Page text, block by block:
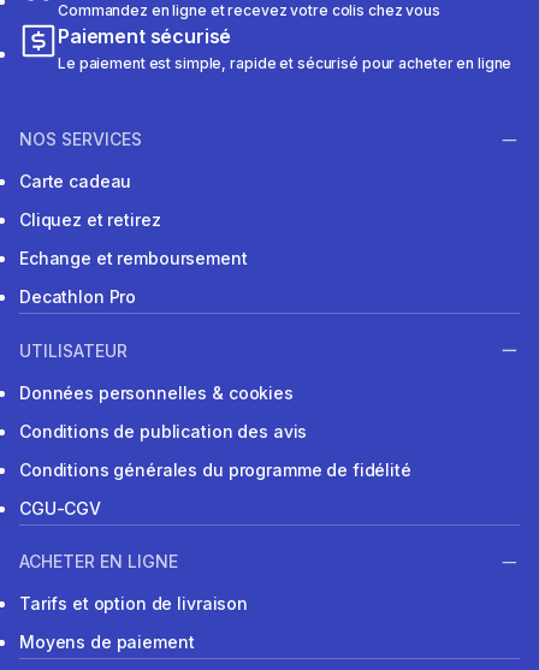
Commandez en ligne et recevez votre colis chez vous
Paiement sécurisé
Le paiement est simple, rapide et sécurisé pour acheter en ligne
NOS SERVICES
Carte cadeau
Cliquez et retirez
Echange et remboursement
Decathlon Pro
UTILISATEUR
Données personnelles & cookies
Conditions de publication des avis
Conditions générales du programme de fidélité
CGU-CGV
ACHETER EN LIGNE
Tarifs et option de livraison
Moyens de paiement